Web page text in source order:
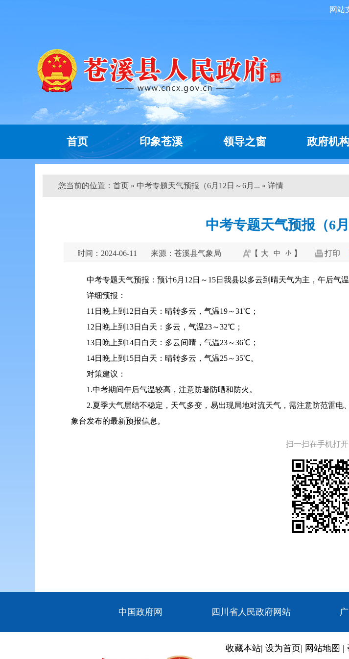
网站
首页 印象苍溪 领导之窗 政府机
您当前的位置： 首页 » 中考专题天气预报（6月12日～6月... » 详情
中考专题天气预报（6月
时间：2024-06-11 来源：苍溪县气象局 【 大 中 小 】 打印
中考专题天气预报：预计6月12日～15日我县以多云到晴天气为主，午后气温
详细预报：
11日晚上到12日白天：晴转多云，气温19～31℃；
12日晚上到13日白天：多云，气温23～32℃；
13日晚上到14日白天：多云间晴，气温23～36℃；
14日晚上到15日白天：晴转多云，气温25～35℃。
对策建议：
1.中考期间午后气温较高，注意防暑防晒和防火。
2.夏季大气层结不稳定，天气多变，易出现局地对流天气，需注意防范雷
象台发布的最新预报信息。
扫一扫在手机打
中国政府网 四川省人民政府网站
收藏本站| 设为首页| 网站地图 |